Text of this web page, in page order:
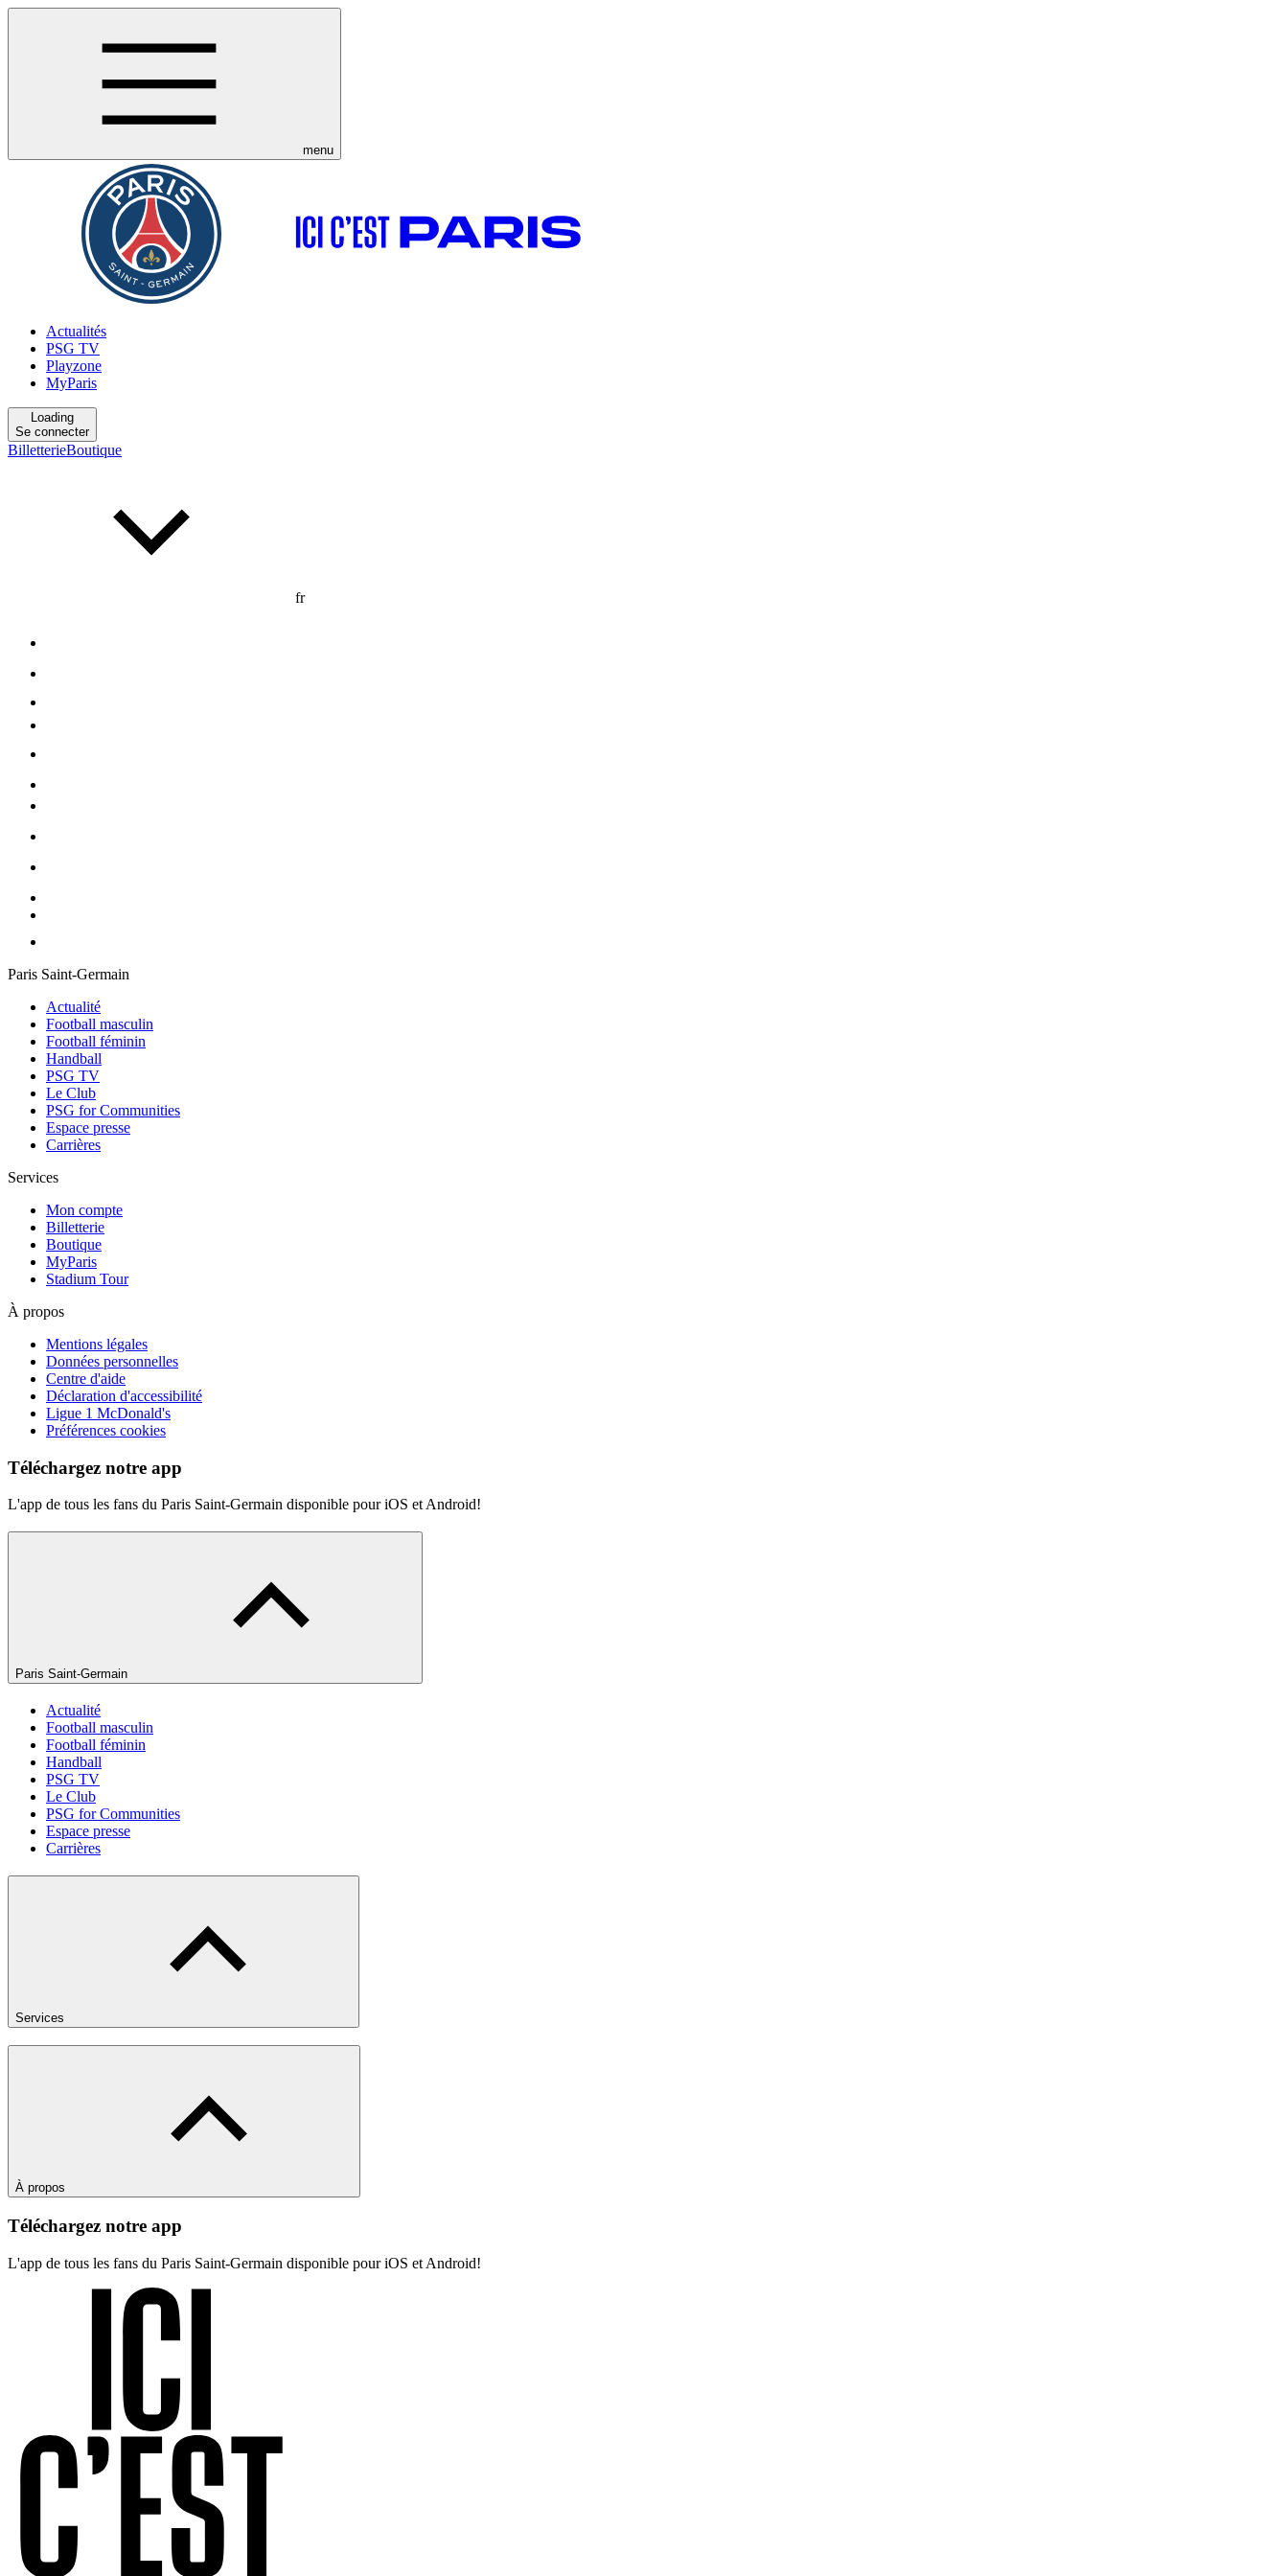
menu
Actualités
PSG TV
Playzone
MyParis
Loading
Se connecter
BilletterieBoutique
fr
Paris Saint-Germain
Actualité
Football masculin
Football féminin
Handball
PSG TV
Le Club
PSG for Communities
Espace presse
Carrières
Services
Mon compte
Billetterie
Boutique
MyParis
Stadium Tour
À propos
Mentions légales
Données personnelles
Centre d'aide
Déclaration d'accessibilité
Ligue 1 McDonald's
Préférences cookies
Téléchargez notre app
L'app de tous les fans du Paris Saint-Germain disponible pour iOS et Android!
Paris Saint-Germain
Actualité
Football masculin
Football féminin
Handball
PSG TV
Le Club
PSG for Communities
Espace presse
Carrières
Services
À propos
Téléchargez notre app
L'app de tous les fans du Paris Saint-Germain disponible pour iOS et Android!